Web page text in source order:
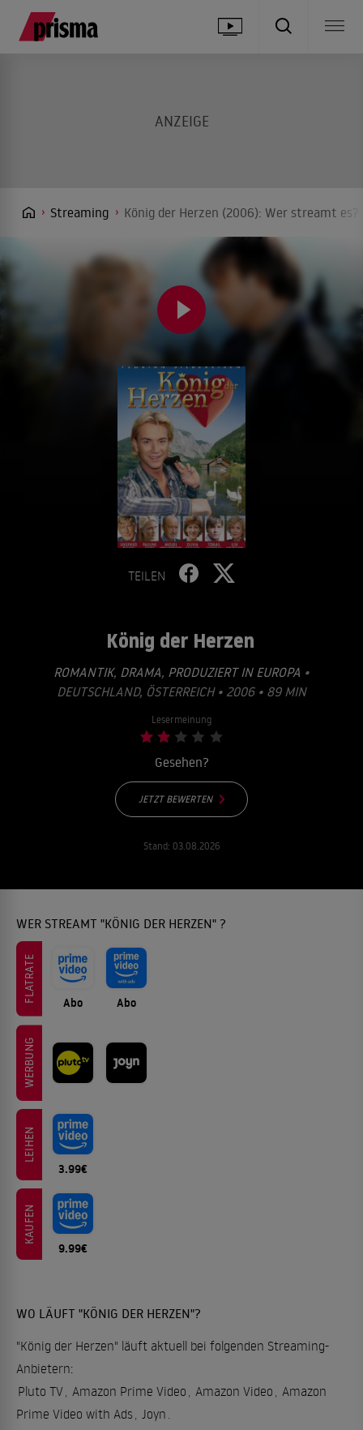
Streaming König der Herzen (2006): Wer streamt
TEILEN
König der Herzen
ROMANTIK, DRAMA, PRODUZIERT IN EUROPA •
DEUTSCHLAND, ÖSTERREICH • 2006 • 89 MIN
Lesermeinung
Gesehen?
JETZT BEWERTEN
Stand: 03.08.2026
WER STREAMT "KÖNIG DER HERZEN" ?
FLATRATE Abo Abo
WERBUNG
LEIHEN
3.99€
KAUFEN
9.99€
WO LÄUFT "KÖNIG DER HERZEN"?
"König der Herzen" läuft aktuell bei folgenden Streaming-
Anbietern:
Pluto TV, Amazon Prime Video , Amazon Video , Amazon
Prime Video with Ads, Joyn .